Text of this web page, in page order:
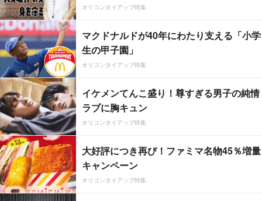
オリコンタイアップ特集
マクドナルドが40年にわたり支える「小学
生の甲子園」
オリコンタイアップ特集
イケメンてんこ盛り！尊すぎる男子の純情
ラブに胸キュン
オリコンタイアップ特集
大好評につき再び！ファミマ名物45％増量
キャンペーン
オリコンタイアップ特集